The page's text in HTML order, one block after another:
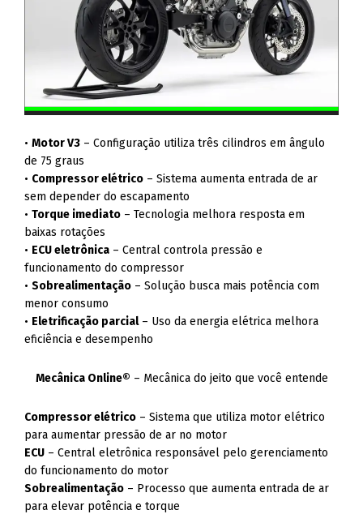
•Motor V3 – Configuração utiliza três cilindros em ângulo
de 75 graus
• Compressor elétrico – Sistema aumenta entrada de ar
sem depender do escapamento
•Torque imediato – Tecnologia melhora resposta em
baixas rotações
• ECU eletrônica – Central controla pressão e
funcionamento do compressor
•Sobrealimentação – Solução busca mais potência com
menor consumo
• Eletrificação parcial– Uso da energia elétrica melhora
eficiência e desempenho
Mecânica Online® – Mecânica do jeito que você entende
Compressor elétrico – Sistema que utiliza motor elétrico
para aumentar pressão de ar no motor
ECU – Central eletrônica responsável pelo gerenciamento
do funcionamento do motor
Sobrealimentação – Processo que aumenta entrada de ar
para elevar potência e torque